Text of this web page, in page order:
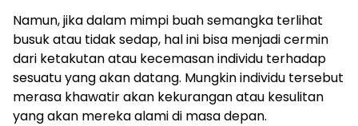
Namun, jika dalam mimpi buah semangka terlihat
busuk atau tidak sedap, hal ini bisa menjadi cermin
dari ketakutan atau kecemasan individu terhadap
sesuatu yang akan datang. Mungkin individu tersebut
merasa khawatir akan kekurangan atau kesulitan
yang akan mereka alami di masa depan.